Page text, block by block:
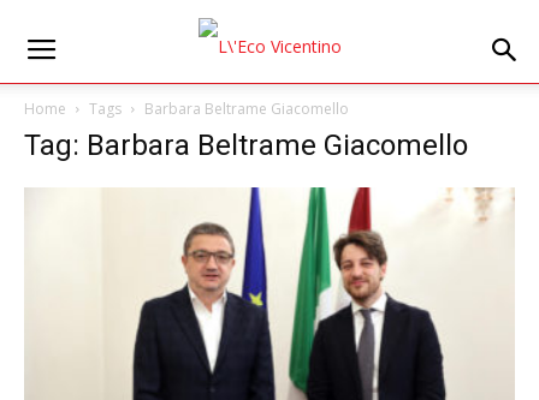
Home Tags Barbara Beltrame Giacomello
Tag: Barbara Beltrame Giacomello